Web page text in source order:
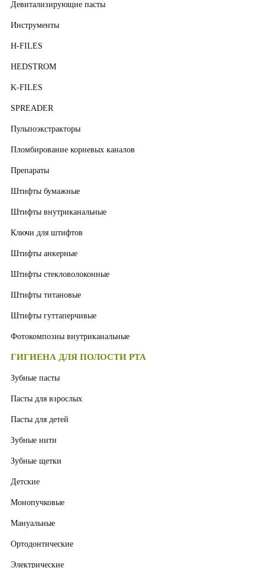
Девитализирующие пасты
Инструменты
H-FILES
HEDSTROM
K-FILES
SPREADER
Пульпоэкстракторы
Пломбирование корневых каналов
Препараты
Штифты бумажные
Штифты внутриканальные
Ключи для штифтов
Штифты анкерные
Штифты стекловолоконные
Штифты титановые
Штифты гуттаперчивые
Фотокомпозиы внутриканальные
ГИГИЕНА ДЛЯ ПОЛОСТИ РТА
Зубные пасты
Пасты для взрослых
Пасты для детей
Зубные нити
Зубные щетки
Детские
Монопучковые
Мануальные
Ортодонтические
Электрические